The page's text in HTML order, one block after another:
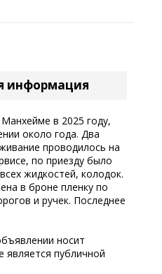
информация
в 2025 году,
около года. Два
проводилось на
по приезду было
жидкостей, колодок.
в броне пленку по
и ручек. Последнее
носит
является публичной